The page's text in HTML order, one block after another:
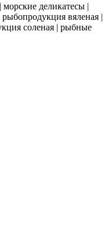
деликатесы |
вяленая |
соленая | рыбные